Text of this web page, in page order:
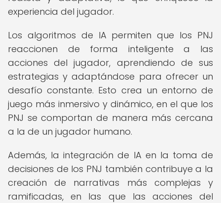
experiencia del jugador.
Los algoritmos de IA permiten que los PNJ
reaccionen de forma inteligente a las
acciones del jugador, aprendiendo de sus
estrategias y adaptándose para ofrecer un
desafío constante. Esto crea un entorno de
juego más inmersivo y dinámico, en el que los
PNJ se comportan de manera más cercana
a la de un jugador humano.
Además, la integración de IA en la toma de
decisiones de los PNJ también contribuye a la
creación de narrativas más complejas y
ramificadas, en las que las acciones del